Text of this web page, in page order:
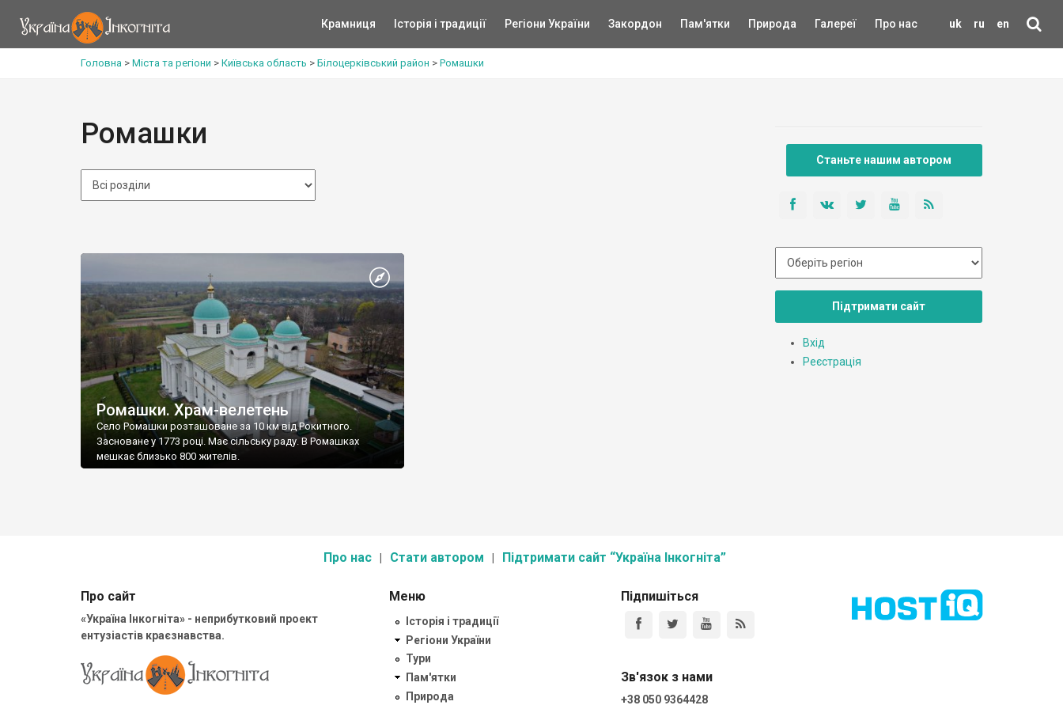
uk ru en
Крамниця Історія і традиції Регіони України Закордон Пам'ятки Природа Галереї Про нас
Головна > Міста та регіони > Київська область > Білоцерківський район > Ромашки
Ромашки
Ромашки. Храм-велетень
Село Ромашки розташоване за 10 км від Рокитного.
Засноване у 1773 році. Має сільську раду. В Ромашках
мешкає близько 800 жителів.
Станьте нашим автором
Підтримати сайт
Вхід
Реєстрація
Про нас Стати автором Підтримати сайт “Україна Інкогніта”
Про сайт
«Україна Інкогніта» - неприбутковий проект
ентузіастів краєзнавства.
Меню
Історія і традиції
Регіони України
Тури
Пам'ятки
Природа
Підпишіться
Зв'язок з нами
+38 050 9364428